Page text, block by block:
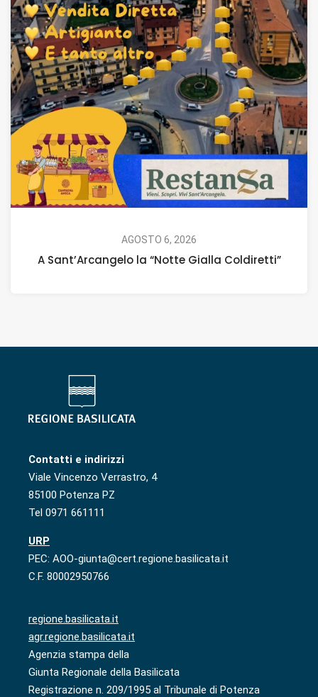
AGOSTO 6, 2026
A Sant’Arcangelo la “Notte Gialla Coldiretti”
Contatti e indirizzi
Viale Vincenzo Verrastro, 4
85100 Potenza PZ
Tel 0971 661111
URP
PEC: AOO-giunta@cert.regione.basilicata.it
C.F. 80002950766
regione.basilicata.it
agr.regione.basilicata.it
Agenzia stampa della
Giunta Regionale della Basilicata
Registrazione n. 209/1995 al Tribunale di Potenza